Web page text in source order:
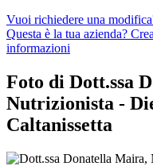
Vuoi richiedere una
Questa è la tua azienda?
informazioni
Foto di Dott.ssa
Nutrizionista -
Caltanissetta